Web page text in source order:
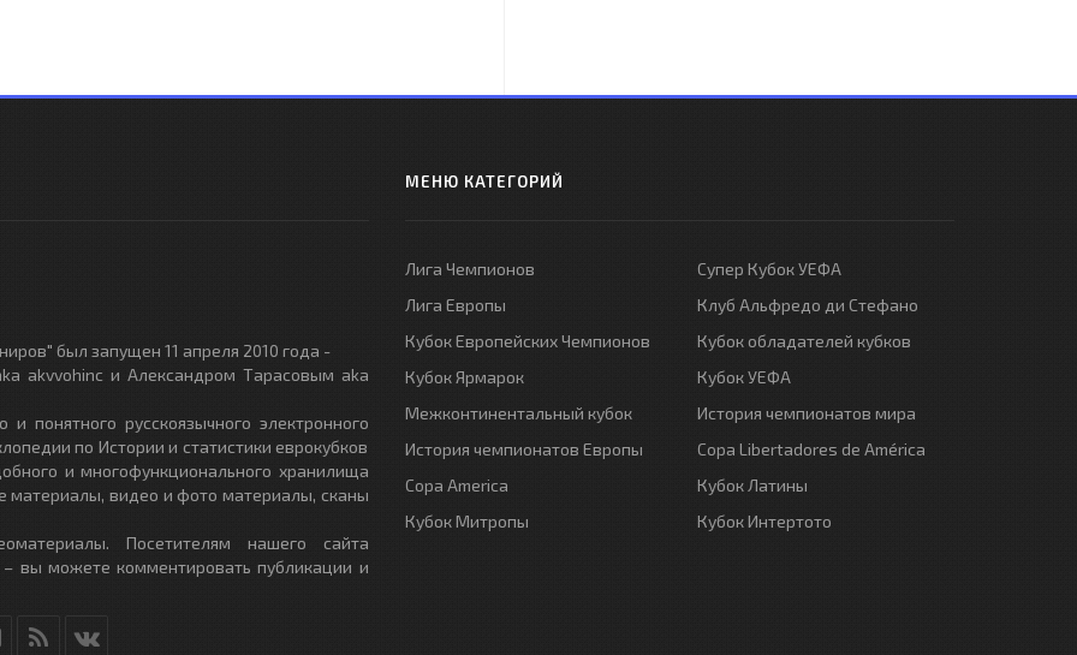
был запущен 11 апреля 2010 года -
akvvohinc и Александром Тарасовым aka
понятного русскоязычного электронного
по Истории и статистики еврокубков
и многофункционального хранилища
материалы, видео и фото материалы, сканы
Посетителям нашего сайта
вы можете комментировать публикации и
МЕНЮ КАТЕГОРИЙ
Лига Чемпионов
Лига Европы
Кубок Европейских Чемпионов
Кубок Ярмарок
Межконтинентальный кубок
История чемпионатов Европы
Copa America
Кубок Митропы
Супер Кубок УЕФА
Клуб Альфредо ди Стефано
Кубок обладателей кубков
Кубок УЕФА
История чемпионатов мира
Copa Libertadores de América
Кубок Латины
Кубок Интертото